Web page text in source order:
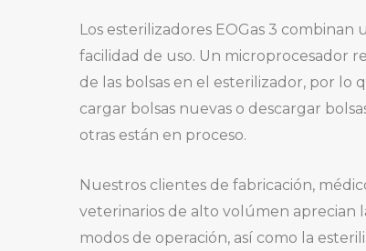
Los esterilizadores EOGas 3
facilidad de uso. Un microprocesador
de las bolsas en el esterilizador, por lo
cargar bolsas nuevas o descargar
otras están en proceso.
Nuestros clientes de fabricación,
veterinarios de alto volúmen aprecian
modos de operación, así como la